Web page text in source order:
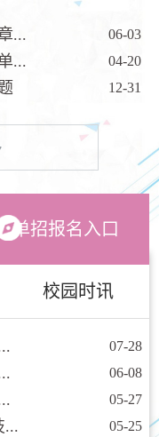
... 06-03
... 04-20
12-31
单招报名入口
校园时讯
07-28
06-08
05-27
... 05-25